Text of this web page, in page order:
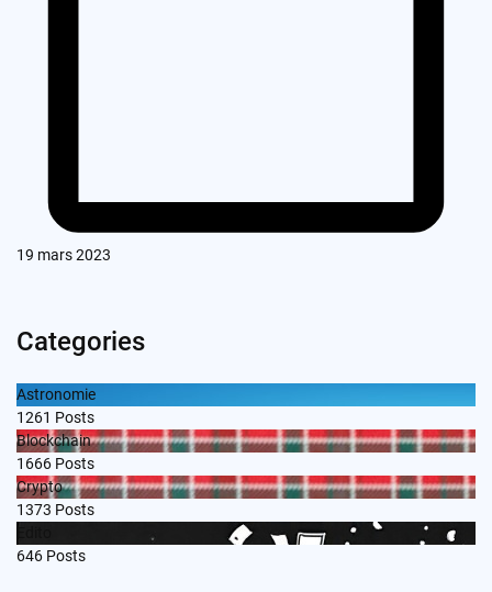
19 mars 2023
Categories
Astronomie
1261 Posts
Blockchain
1666 Posts
Crypto
1373 Posts
646 Posts